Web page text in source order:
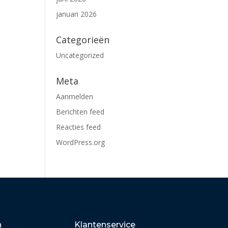
januari 2026
Categorieën
Uncategorized
Meta
Aanmelden
Berichten feed
Reacties feed
WordPress.org
Klantenservice